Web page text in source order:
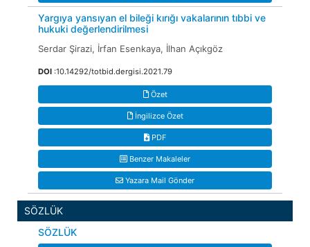
Yargıya yansıyan el bileği kırığı vakalarının tıbbi ve
hukuki değerlendirilmesi
Serdar Şirazi, İrfan Esenkaya, İlhan Açıkgöz
DOI :10.14292/totbid.dergisi.2021.79
Özet
İngilizce Özet
PDF
Benzer Makaleler
Yazara Mail Gönder
SÖZLÜK
SÖZLÜK